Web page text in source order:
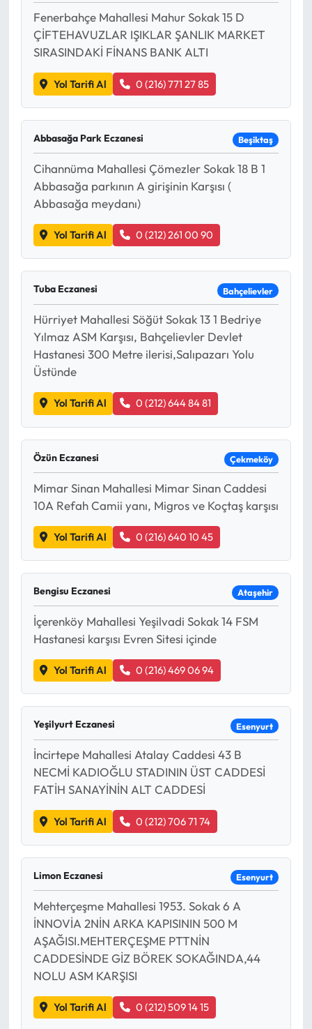
Fenerbahçe Mahallesi Mahur Sokak 15 D
ÇİFTEHAVUZLAR IŞIKLAR ŞANLIK MARKET
SIRASINDAKİ FİNANS BANK ALTI
Yol Tarifi Al 0 (216) 771 27 85
Abbasağa Park Eczanesi Beşiktaş
Cihannüma Mahallesi Çömezler Sokak 18 B 1
Abbasağa parkının A girişinin Karşısı (
Abbasağa meydanı)
Yol Tarifi Al 0 (212) 261 00 90
Tuba Eczanesi Bahçelievler
Hürriyet Mahallesi Söğüt Sokak 13 1 Bedriye
Yılmaz ASM Karşısı, Bahçelievler Devlet
Hastanesi 300 Metre ilerisi,Salıpazarı Yolu
Üstünde
Yol Tarifi Al 0 (212) 644 84 81
Özün Eczanesi Çekmeköy
Mimar Sinan Mahallesi Mimar Sinan Caddesi
10A Refah Camii yanı, Migros ve Koçtaş karşısı
Yol Tarifi Al 0 (216) 640 10 45
Bengisu Eczanesi Ataşehir
İçerenköy Mahallesi Yeşilvadi Sokak 14 FSM
Hastanesi karşısı Evren Sitesi içinde
Yol Tarifi Al 0 (216) 469 06 94
Yeşilyurt Eczanesi Esenyurt
İncirtepe Mahallesi Atalay Caddesi 43 B
NECMİ KADIOĞLU STADININ ÜST CADDESİ
FATİH SANAYİNİN ALT CADDESİ
Yol Tarifi Al 0 (212) 706 71 74
Limon Eczanesi Esenyurt
Mehterçeşme Mahallesi 1953. Sokak 6 A
İNNOVİA 2NİN ARKA KAPISININ 500 M
AŞAĞISI.MEHTERÇEŞME PTTNİN
CADDESİNDE GİZ BÖREK SOKAĞINDA,44
NOLU ASM KARŞISI
Yol Tarifi Al 0 (212) 509 14 15